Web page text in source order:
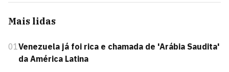
Mais lidas
01 Venezuela já foi rica e chamada de 'Arábia Saudita'
da América Latina